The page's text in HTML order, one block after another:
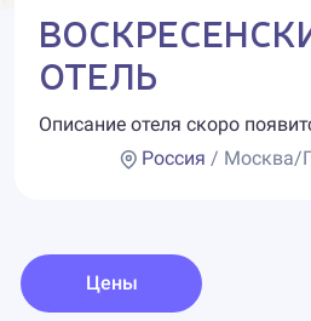
ОТЕЛЬ
Описание отеля скоро
Россия / Москва/
Цены